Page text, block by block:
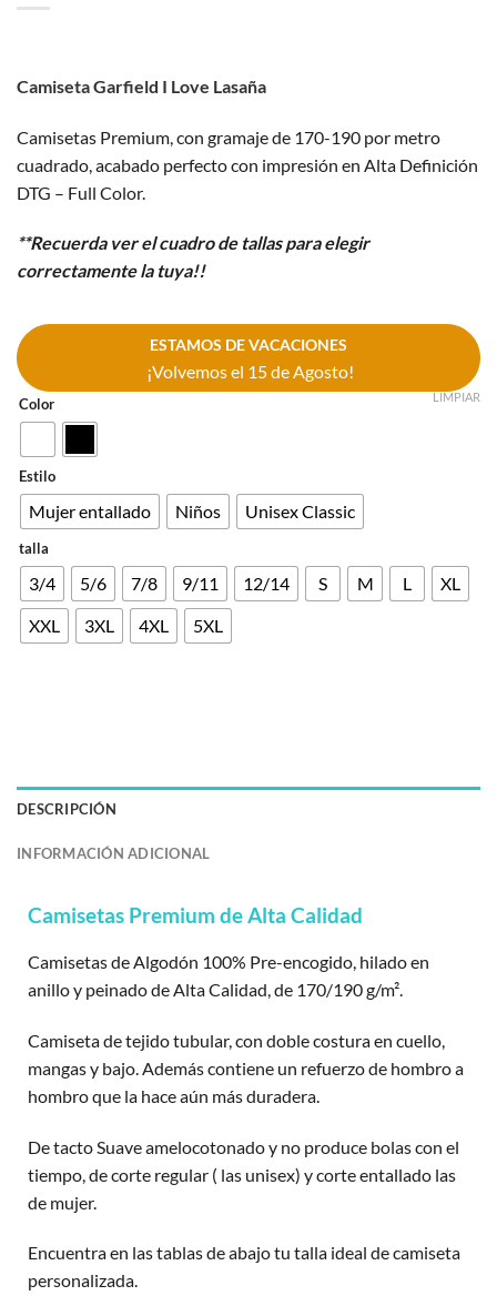
Camiseta Garfield I Love Lasaña
Camisetas Premium, con gramaje de 170-190 por metro
cuadrado, acabado perfecto con impresión en Alta Definición
DTG – Full Color.
**Recuerda ver el cuadro de tallas para elegir
correctamente la tuya!!
ESTAMOS DE VACACIONES
¡Volvemos el 15 de Agosto!
Color
Estilo
Mujer entallado Niños Unisex Classic
talla
3/4 5/6 7/8 9/11 12/14 S M L
XL
XXL
3XL 4XL 5XL
LIMPIAR
DESCRIPCIÓN
INFORMACIÓN ADICIONAL
Camisetas Premium de Alta Calidad
Camisetas de Algodón 100% Pre-encogido, hilado en
anillo y peinado de Alta Calidad, de 170/190 g/m².
Camiseta de tejido tubular, con doble costura en cuello,
mangas y bajo. Además contiene un refuerzo de hombro a
hombro que la hace aún más duradera.
De tacto Suave amelocotonado y no produce bolas con el
tiempo, de corte regular ( las unisex) y corte entallado las
de mujer.
Encuentra en las tablas de abajo tu talla ideal de camiseta
personalizada.